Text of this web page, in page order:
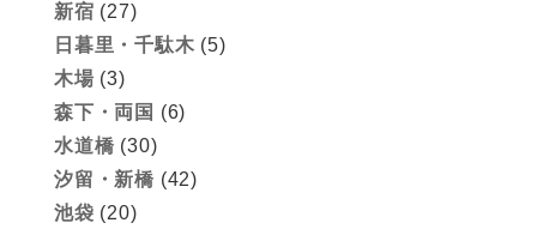
新宿 (27)
日暮里・千駄木 (5)
木場 (3)
森下・両国 (6)
水道橋 (30)
汐留・新橋 (42)
池袋 (20)